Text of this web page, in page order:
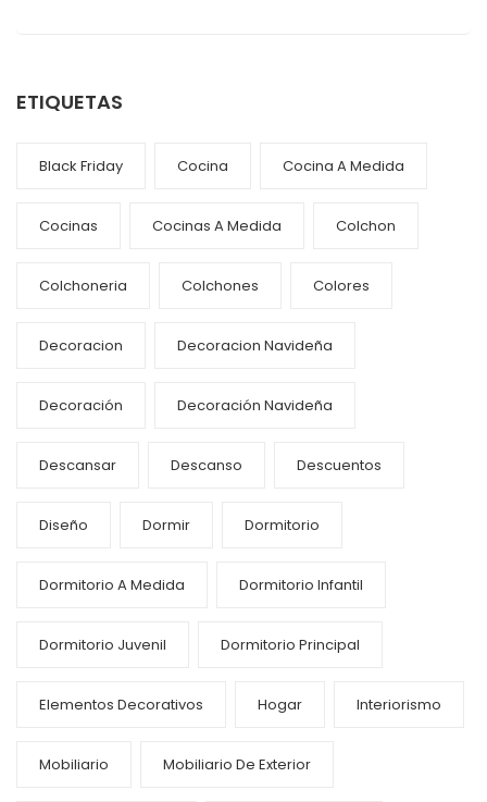
ETIQUETAS
Black Friday Cocina Cocina A Medida
Cocinas Cocinas A Medida Colchon
Colchoneria Colchones Colores
Decoracion Decoracion Navideña
Decoración Decoración Navideña
Descansar Descanso Descuentos
Diseño Dormir Dormitorio
Dormitorio A Medida Dormitorio Infantil
Dormitorio Juvenil Dormitorio Principal
Elementos Decorativos Hogar Interiorismo
Mobiliario Mobiliario De Exterior